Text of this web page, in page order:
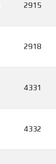
2915
2918
4331
4332